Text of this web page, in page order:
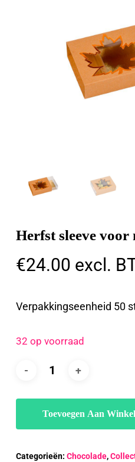
Herfst sleeve voor
€24.00 excl.
Verpakkingseenheid 50
32 op voorraad
Toevoegen Aan
Categorieën: Chocolade,